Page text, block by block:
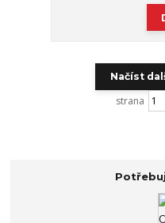
Načíst
strana